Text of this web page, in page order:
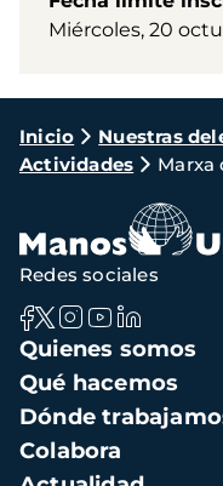
Miércoles, 20
Ruta
de
navegación
Inicio Nuestras
Actividades
Marxa
Navegación
principal
Quienes somos
Qué hacemos
Dónde
Colabora
Redes sociales